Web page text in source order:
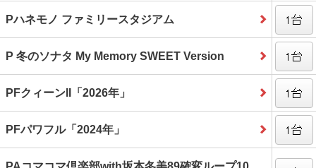
Pハネモノ ファミリースタジアム
P 冬のソナタ My Memory SWEET Version
PFクィーンII「2026年」
PFパワフル「2024年」